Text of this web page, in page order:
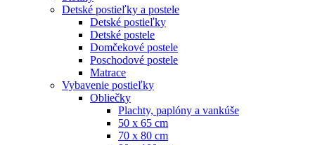
Detské postieľky a postele
Detské postieľky
Detské postele
Domčekové postele
Poschodové postele
Matrace
Vybavenie postieľky
Obliečky
Plachty, paplóny a vankúše
50 x 65 cm
70 x 80 cm